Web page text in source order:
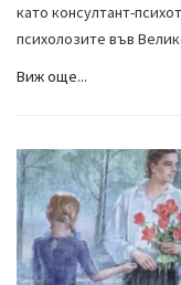
като консултант-
психолозите във
Виж още...